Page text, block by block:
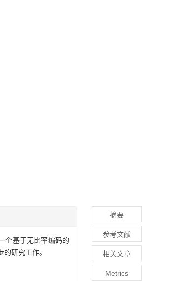
个基于无比率编码的
研究工作。
摘要
参考文献
相关文章
Metrics